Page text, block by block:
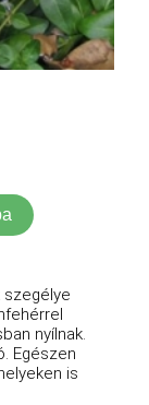
szegélye
nyílnak.
Egészen
is